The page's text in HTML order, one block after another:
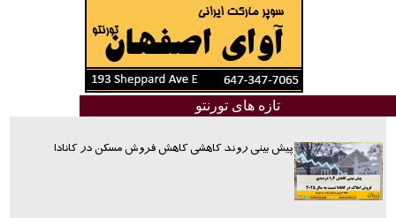
تازه های تورنتو
پیش بینی روند کاهشی کاهش فروش مسکن در کانادا